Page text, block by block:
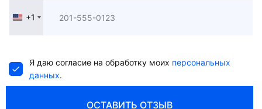
United
+1
Я даю согласие на обработку моих персональных
данных.
ОСТАВИТЬ ОТЗЫВ